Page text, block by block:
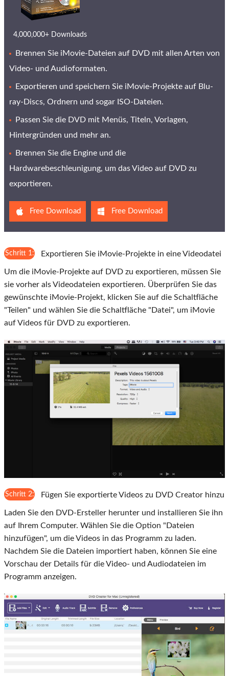
4,000,000+ Downloads
Brennen Sie iMovie-Dateien auf DVD mit allen Arten von
Video- und Audioformaten.
Exportieren und speichern Sie iMovie-Projekte auf Blu-
ray-Discs, Ordnern und sogar ISO-Dateien.
Passen Sie die DVD mit Menüs, Titeln, Vorlagen,
Hintergründen und mehr an.
Brennen Sie die Engine und die
Hardwarebeschleunigung, um das Video auf DVD zu
exportieren.
Free Download Free Download
Schritt 1: Exportieren Sie iMovie-Projekte in eine Videodatei
Um die iMovie-Projekte auf DVD zu exportieren, müssen Sie
sie vorher als Videodateien exportieren. Überprüfen Sie das
gewünschte iMovie-Projekt, klicken Sie auf die Schaltfläche
"Teilen" und wählen Sie die Schaltfläche "Datei", um iMovie
auf Videos für DVD zu exportieren.
Schritt 2: Fügen Sie exportierte Videos zu DVD Creator hinzu
Laden Sie den DVD-Ersteller herunter und installieren Sie ihn
auf Ihrem Computer. Wählen Sie die Option "Dateien
hinzufügen", um die Videos in das Programm zu laden.
Nachdem Sie die Dateien importiert haben, können Sie eine
Vorschau der Details für die Video- und Audiodateien im
Programm anzeigen.